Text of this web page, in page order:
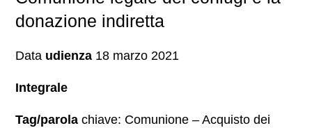
donazione indiretta
Data udienza 18 marzo 2021
Integrale
Tag/parola chiave: Comunione – Acquisto dei